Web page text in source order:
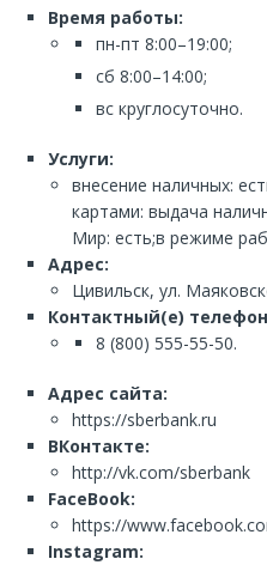
Время работы:
пн-пт 8:00–19:00;
сб 8:00–14:00;
вс круглосуточно.
Услуги:
внесение наличных:
картами: выдача
Мир: есть;в режиме
Адрес:
Цивильск, ул.
Контактный(е)
8 (800) 555-55-50.
Адрес сайта:
https://sberbank.ru
ВКонтакте:
http://vk.com/sberbank
FaceBook:
https://
Instagram: